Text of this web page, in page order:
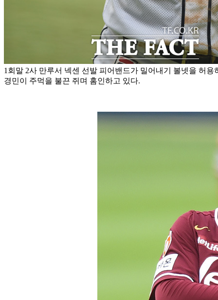
1회말 2사 만루서 넥센 선발 피어밴드가 밀어내기 볼넷을 허용
경민이 주먹을 불끈 쥐며 홈인하고 있다.